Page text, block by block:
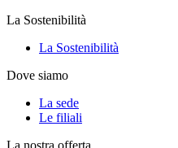
La Sostenibilità
La Sostenibilità
Dove siamo
La sede
Le filiali
La nostra offerta